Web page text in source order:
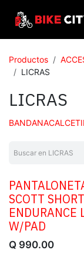
Productos
LICRAS
LICRAS
BANDANA
SCOTT SHORT
ENDURANCE
W/PAD
Q 990.00